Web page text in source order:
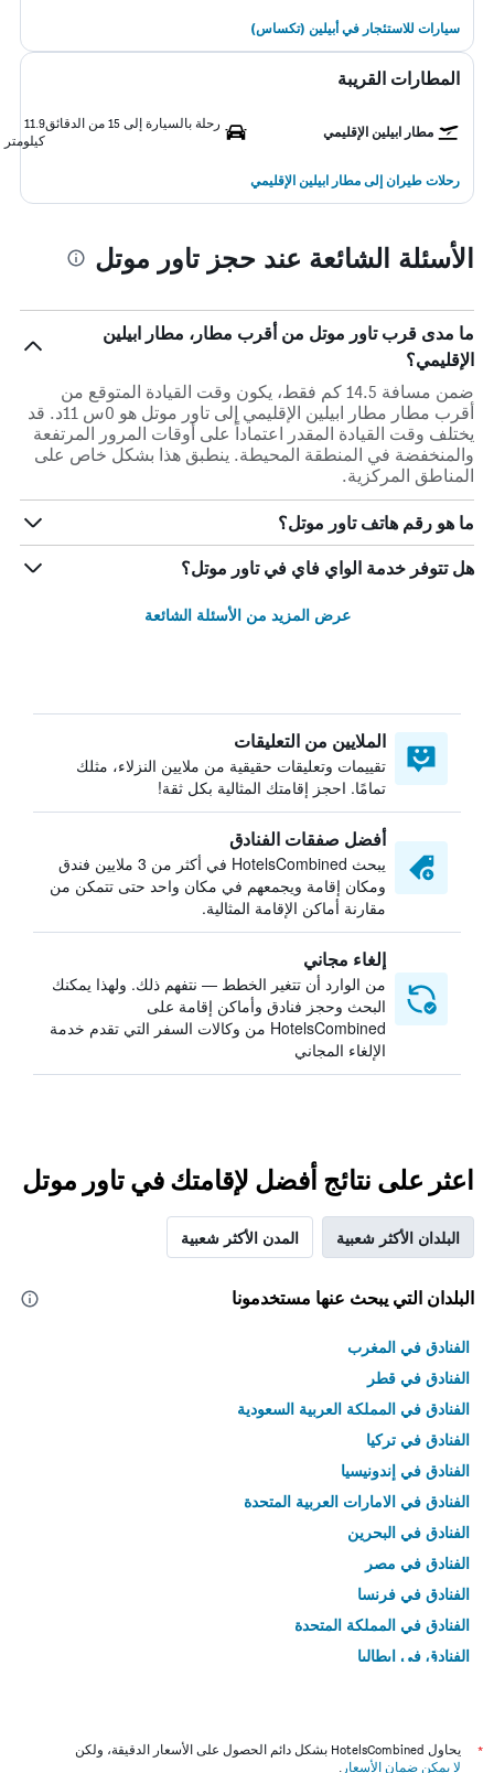
سيارات للاستئجار في أبيلين (تكساس)
المطارات القريبة
مطار ابيلين الإقليمي
رحلة بالسيارة إلى 15 من الدقائق
11.9
كيلومتر
رحلات طيران إلى مطار ابيلين الإقليمي
الأسئلة الشائعة عند حجز تاور موتل
ما مدى قرب تاور موتل من أقرب مطار، مطار ابيلين
الإقليمي؟
ضمن مسافة 14.5 كم فقط، يكون وقت القيادة المتوقع من
أقرب مطار مطار ابيلين الإقليمي إلى تاور موتل هو 0س 11د. قد
يختلف وقت القيادة المقدر اعتماداً على أوقات المرور المرتفعة
والمنخفضة في المنطقة المحيطة. ينطبق هذا بشكل خاص على
المناطق المركزية.
ما هو رقم هاتف تاور موتل؟
هل تتوفر خدمة الواي فاي في تاور موتل؟
عرض المزيد من الأسئلة الشائعة
الملايين من التعليقات
تقييمات وتعليقات حقيقية من ملايين النزلاء، مثلك
تمامًا. احجز إقامتك المثالية بكل ثقة!
أفضل صفقات الفنادق
يبحث HotelsCombined في أكثر من 3 ملايين فندق
ومكان إقامة ويجمعهم في مكان واحد حتى تتمكن من
مقارنة أماكن الإقامة المثالية.
إلغاء مجاني
من الوارد أن تتغير الخطط — نتفهم ذلك. ولهذا يمكنك
البحث وحجز فنادق وأماكن إقامة على
HotelsCombined من وكالات السفر التي تقدم خدمة
الإلغاء المجاني
اعثر على نتائج أفضل لإقامتك في تاور موتل
البلدان الأكثر شعبية المدن الأكثر شعبية
البلدان التي يبحث عنها مستخدمونا
الفنادق في المغرب
الفنادق في قطر
الفنادق في المملكة العربية السعودية
الفنادق في تركيا
الفنادق في إندونيسيا
الفنادق في الامارات العربية المتحدة
الفنادق في البحرين
الفنادق في مصر
الفنادق في فرنسا
الفنادق في المملكة المتحدة
الفنادق في إيطاليا
*
يحاول HotelsCombined بشكل دائم الحصول على الأسعار الدقيقة، ولكن
لا يمكن ضمان الأسعار .